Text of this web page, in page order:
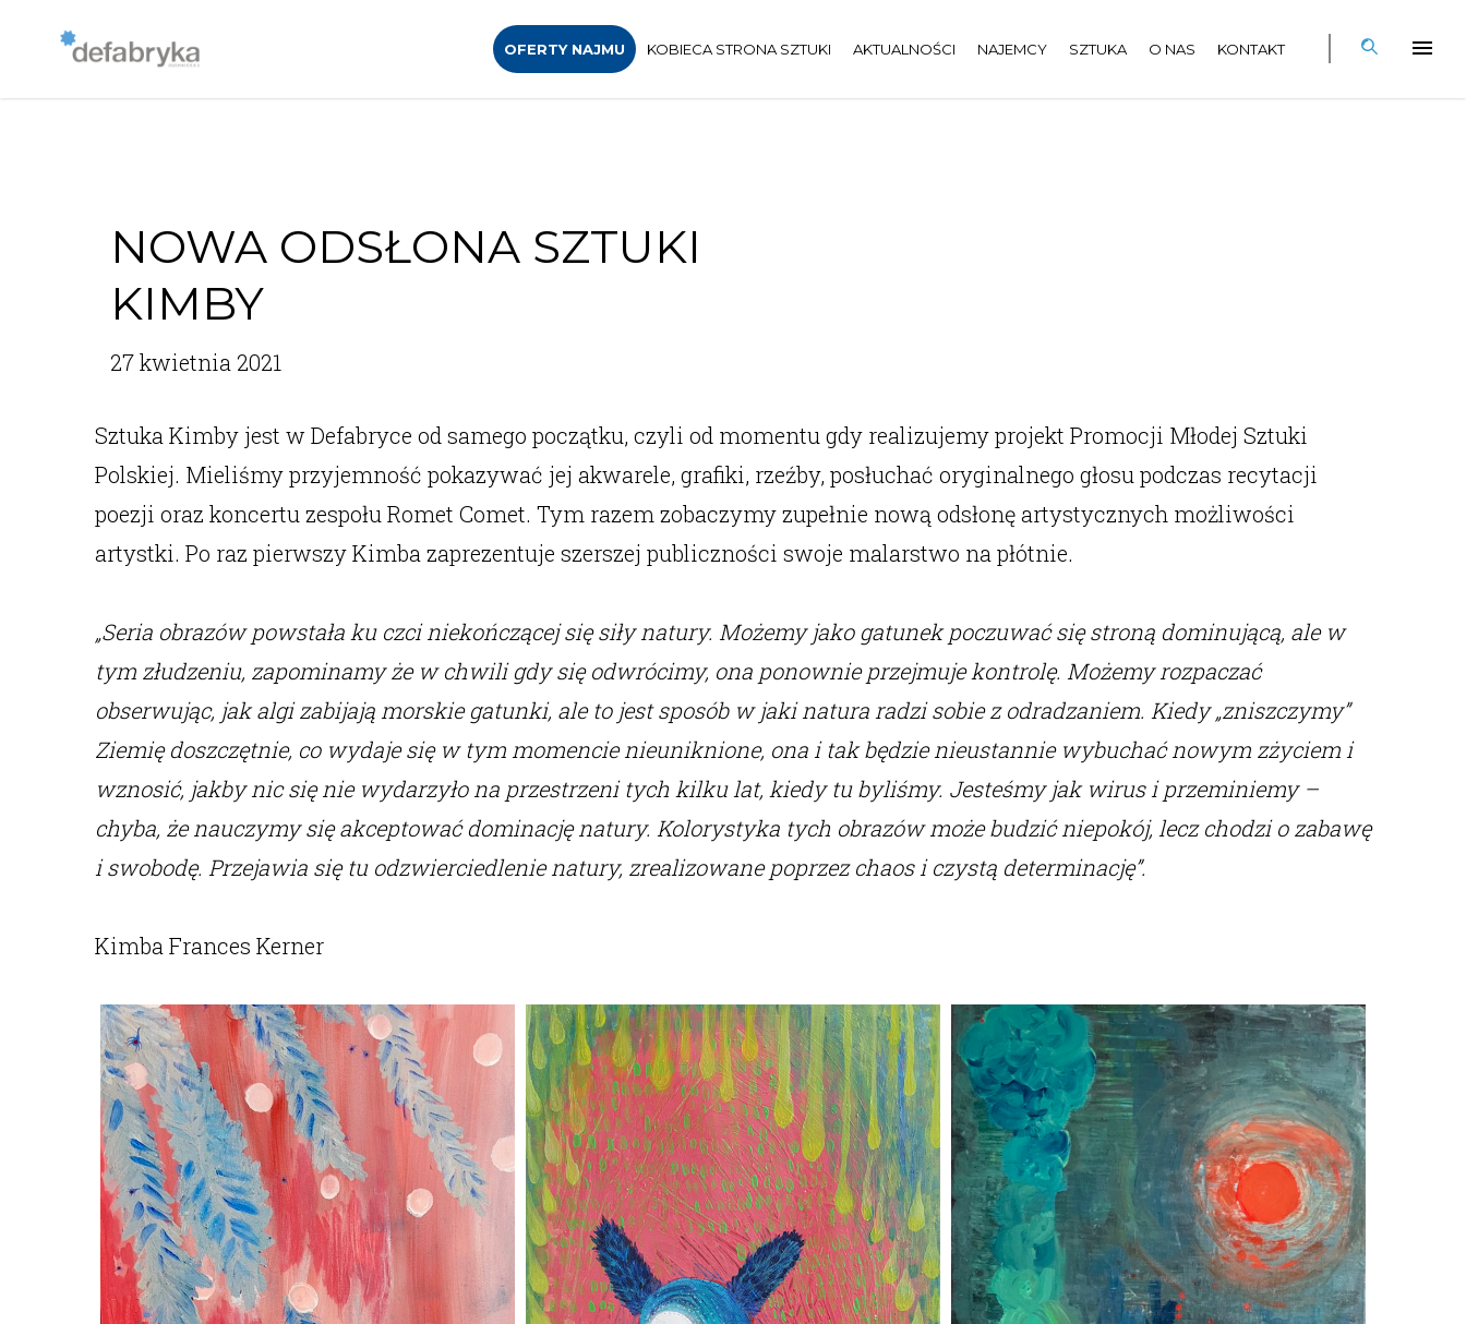
OFERTY NAJMU KOBIECA STRONA SZTUKI AKTUALNOŚCI NAJEMCY SZTUKA O NAS KONTAKT
NOWA ODSŁONA SZTUKI
KIMBY
27 kwietnia 2021
Sztuka Kimby jest w Defabryce od samego początku, czyli od momentu gdy realizujemy projekt Promocji Młodej Sztuki
Polskiej. Mieliśmy przyjemność pokazywać jej akwarele, grafiki, rzeźby, posłuchać oryginalnego głosu podczas recytacji
poezji oraz koncertu zespołu Romet Comet. Tym razem zobaczymy zupełnie nową odsłonę artystycznych możliwości
artystki. Po raz pierwszy Kimba zaprezentuje szerszej publiczności swoje malarstwo na płótnie.
„Seria obrazów powstała ku czci niekończącej się siły natury. Możemy jako gatunek poczuwać się stroną dominującą, ale w
tym złudzeniu, zapominamy że w chwili gdy się odwrócimy, ona ponownie przejmuje kontrolę. Możemy rozpaczać
obserwując, jak algi zabijają morskie gatunki, ale to jest sposób w jaki natura radzi sobie z odradzaniem. Kiedy „zniszczymy”
Ziemię doszczętnie, co wydaje się w tym momencie nieuniknione, ona i tak będzie nieustannie wybuchać nowym zżyciem i
wznosić, jakby nic się nie wydarzyło na przestrzeni tych kilku lat, kiedy tu byliśmy. Jesteśmy jak wirus i przeminiemy –
chyba, że nauczymy się akceptować dominację natury. Kolorystyka tych obrazów może budzić niepokój, lecz chodzi o zabawę
i swobodę. Przejawia się tu odzwierciedlenie natury, zrealizowane poprzez chaos i czystą determinację”.
Kimba Frances Kerner